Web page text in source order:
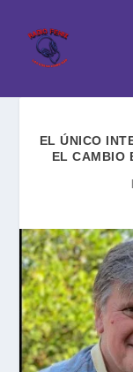
EL ÚNICO
EL CAMBIO